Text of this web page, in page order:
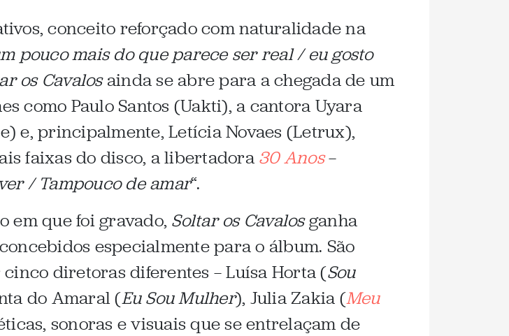
conceito reforçado com naturalidade na
pouco mais do que parece ser real / eu gosto
os Cavalosainda se abre para a chegada de um
como Paulo Santos (Uakti), a cantora Uyara
e, principalmente, Letícia Novaes (Letrux),
faixas do disco, a libertadora 30 Anos—
/ Tampouco de amar“.
em que foi gravado, Soltar os Cavalosganha
especialmente para o álbum. São
diretoras diferentes — Luísa Horta (Sou
do Amaral (Eu Sou Mulher), Julia Zakia (Meu
sonoras e visuais que se entrelaçam de